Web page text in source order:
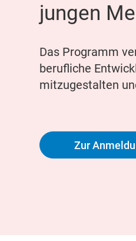
jungen
Das Programm
berufliche
mitzugestalten
Zur